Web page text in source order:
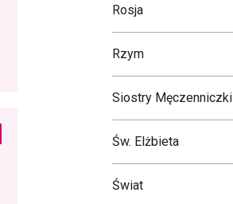
Rosja
Rzym
Siostry Męczenniczki
Św. Elżbieta
Świat